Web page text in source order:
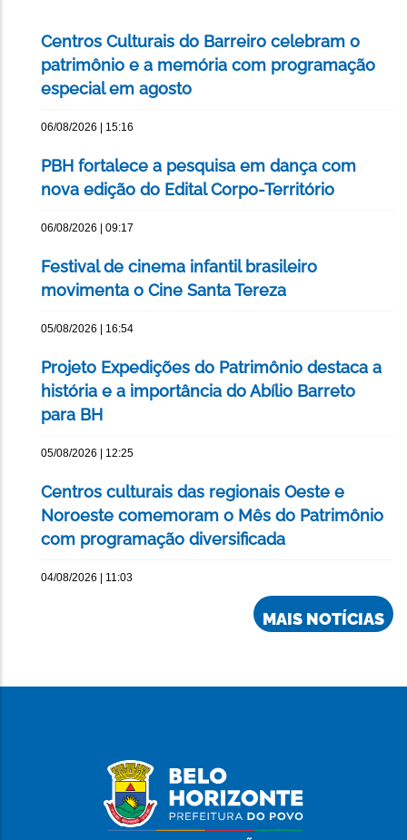
Centros Culturais do Barreiro celebram o
patrimônio e a memória com programação
especial em agosto
06/08/2026 | 15:16
PBH fortalece a pesquisa em dança com
nova edição do Edital Corpo-Território
06/08/2026 | 09:17
Festival de cinema infantil brasileiro
movimenta o Cine Santa Tereza
05/08/2026 | 16:54
Projeto Expedições do Patrimônio destaca a
história e a importância do Abílio Barreto
para BH
05/08/2026 | 12:25
Centros culturais das regionais Oeste e
Noroeste comemoram o Mês do Patrimônio
com programação diversificada
04/08/2026 | 11:03
MAIS NOTÍCIAS